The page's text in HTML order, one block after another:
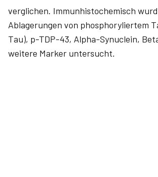
verglichen. Immunhistochemisch
Ablagerungen von phosphoryliertem
Tau), p-TDP-43, Alpha-Synuclein,
weitere Marker untersucht.